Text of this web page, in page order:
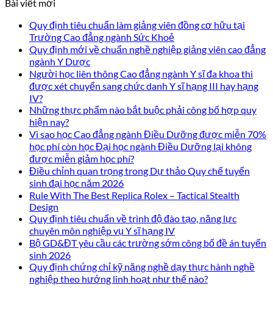
Bài viết mới
Quy định tiêu chuẩn làm giảng viên đồng cơ hữu tại
Trường Cao đẳng ngành Sức Khoẻ
Quy định mới về chuẩn nghề nghiệp giảng viên cao đẳng
ngành Y Dược
Người học liên thông Cao đẳng ngành Y sĩ đa khoa thì
được xét chuyển sang chức danh Y sĩ hạng III hay hạng
IV?
Những thực phẩm nào bắt buộc phải công bố hợp quy
hiện nay?
Vì sao học Cao đẳng ngành Điều Dưỡng được miễn 70%
học phí còn học Đại học ngành Điều Dưỡng lại không
được miễn giảm học phí?
Điều chỉnh quan trọng trong Dự thảo Quy chế tuyển
sinh đại học năm 2026
Rule With The Best Replica Rolex – Tactical Stealth
Design
Quy định tiêu chuẩn về trình độ đào tạo, năng lực
chuyên môn nghiệp vụ Y sĩ hạng IV
Bộ GD&ĐT yêu cầu các trường sớm công bố đề án tuyển
sinh 2026
Quy định chứng chỉ kỹ năng nghề dạy thực hành nghề
nghiệp theo hướng linh hoạt như thế nào?